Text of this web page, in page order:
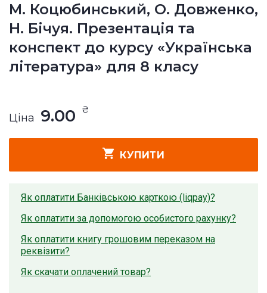
М. Коцюбинський, О. Довженко,
Н. Бічуя. Презентація та
конспект до курсу «Українська
література» для 8 класу
Ціна 9.00 ₴
КУПИТИ
Як оплатити Банківською карткою (liqpay)?
Як оплатити за допомогою особистого рахунку?
Як оплатити книгу грошовим переказом на
реквізити?
Як скачати оплачений товар?